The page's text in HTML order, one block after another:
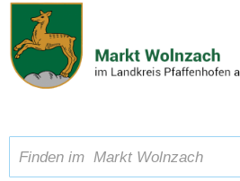
Zum Inhalt,zur Navigation
Schriftgröße A A A